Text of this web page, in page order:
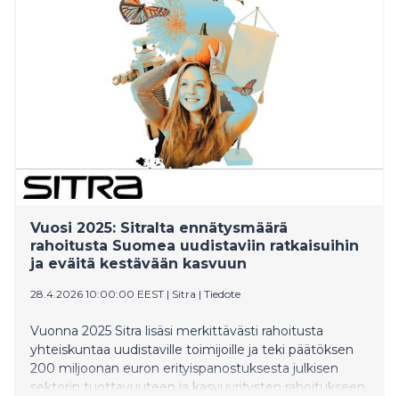
Eurooppa, Venäjä ja globaali geotaloudellinen ja
teknologinen kilpailu. Kultaranta-keskustelut päättyvät
iltapäivällä tasava
Vuosi 2025: Sitralta ennätysmäärä
rahoitusta Suomea uudistaviin ratkaisuihin
ja eväitä kestävään kasvuun
28.4.2026 10:00:00 EEST | Sitra | Tiedote
Vuonna 2025 Sitra lisäsi merkittävästi rahoitusta
yhteiskuntaa uudistaville toimijoille ja teki päätöksen
200 miljoonan euron erityispanostuksesta julkisen
sektorin tuottavuuteen ja kasvuyritysten rahoitukseen.